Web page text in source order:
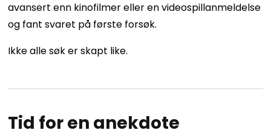
avansert enn kinofilmer eller en videospillanmeldelse
og fant svaret på første forsøk.
Ikke alle søk er skapt like.
Tid for en anekdote